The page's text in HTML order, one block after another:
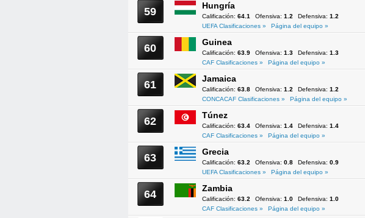
59 Hungría
Calificación: 64.1 Ofensiva: 1.2 Defensiva: 1.2
UEFA Clasificaciones »
Página del equipo »
60 Guinea
Calificación: 63.9 Ofensiva: 1.3 Defensiva: 1.3
CAF Clasificaciones »
Página del equipo »
61 Jamaica
Calificación: 63.8 Ofensiva: 1.2 Defensiva: 1.2
CONCACAF Clasificaciones »
Página del equipo »
62 Túnez
Calificación: 63.4 Ofensiva: 1.4 Defensiva: 1.4
CAF Clasificaciones »
Página del equipo »
63 Grecia
Calificación: 63.2 Ofensiva: 0.8 Defensiva: 0.9
UEFA Clasificaciones »
Página del equipo »
64 Zambia
Calificación: 63.2 Ofensiva: 1.0 Defensiva: 1.0
CAF Clasificaciones »
Página del equipo »